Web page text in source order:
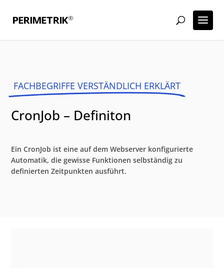
FACHBEGRIFFE VERSTÄNDLICH ERKLÄRT
CronJob – Definiton
Ein CronJob ist eine auf dem Webserver konfigurierte
Automatik, die gewisse Funktionen selbständig zu
definierten Zeitpunkten ausführt.